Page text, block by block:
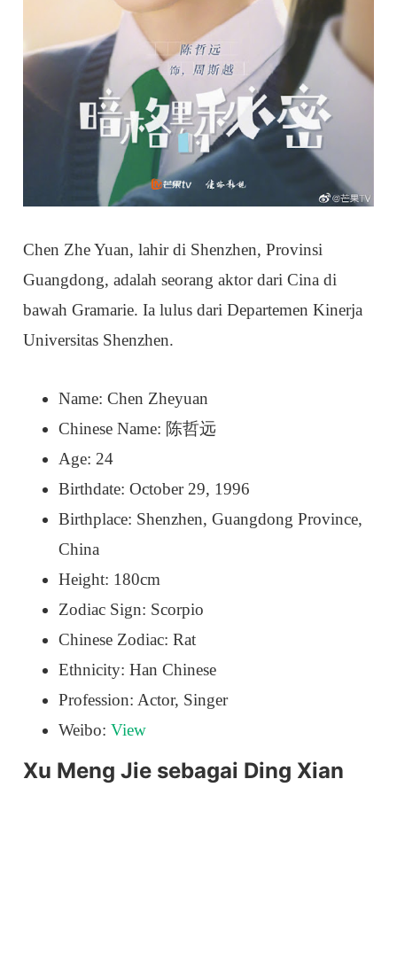
Chen Zhe Yuan, lahir di Shenzhen, Provinsi
Guangdong, adalah seorang aktor dari Cina di
bawah Gramarie. Ia lulus dari Departemen Kinerja
Universitas Shenzhen.
Name: Chen Zheyuan
Chinese Name: 陈哲远
Age: 24
Birthdate: October 29, 1996
Birthplace: Shenzhen, Guangdong Province,
China
Height: 180cm
Zodiac Sign: Scorpio
Chinese Zodiac: Rat
Ethnicity: Han Chinese
Profession: Actor, Singer
Weibo:View
Xu Meng Jie sebagai Ding Xian